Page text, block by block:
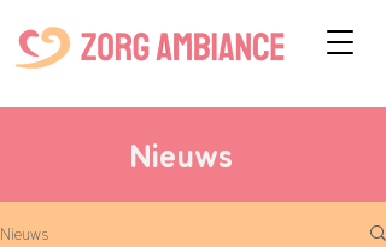
Nieuws
Nieuws